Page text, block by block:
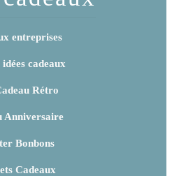
entreprises
cadeaux
Rétro
Anniversaire
Bonbons
Cadeaux